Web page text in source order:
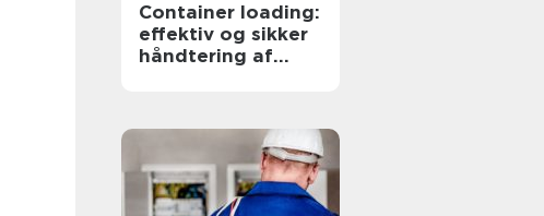
Container loading:
effektiv og sikker
håndtering af